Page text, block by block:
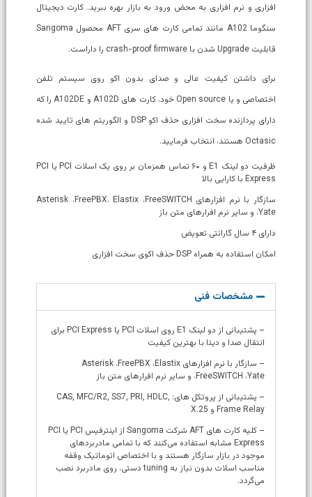
افزاری و نرم افزاری به محض ورود به بازار بهره ببريد. کارت دیجیتال
سنگوما A102 مانند تمامی کارت های سری AFT محصول Sangoma
قابليت Upgrade شدن با crash-proof firmware را داراست.
برای داشتن کيفيت عالی و صدای بدون اکو روی سيستم تلفن
اختصاصی و يا Open source خود، کارت های A102D و A102DE را که
دارای پردازنده سخت افزاری حذف اکو DSP و الگوريتم های تاييد شده
Octasic هستند، انتخاب فرمایید.
ظرفیت دو لینک E1 و ۶۰ تماس همزمان بر روی یک اسلات PCI یا PCI
Express با کارایی بالا
سازگار با نرم افزارهای Asterisk ،FreePBX، Elastix ،FreeSWITCH
،Yate و سایر نرم افرارهای متن باز
دارای ۴ سال گارانتی تعویض
امکان استفاده به همراه DSP حذف اکوی سخت افزاری
مشخصات فنی
– پشتیبانی از دو لینک E1 روی اسلات PCI یا PCI Express برای
انتقال صدا و دیتا با بهترین کیفیت
– سازگار با نرم افزارهای Asterisk ،FreePBX ،Elastix
،FreeSWITCH ،Yate و سایر نرم افرارهای متن باز
– پشتیبانی از پروتکل های: CAS, MFC/R2, SS7, PRI, HDLC,
Frame Relay و X.25
– کلیه کارت های AFT شرکت Sangoma از اینترفیس PCI یا PCI
Express مشابه استفاده می‌کنند که با تمامی مادربردهای
موجود در بازار سازگار هستند و با اختصاص اتوماتیک وقفه
مناسب اسلات بدون نیاز به tuning دستی، روی مادربرد نصب
می‌گردد.